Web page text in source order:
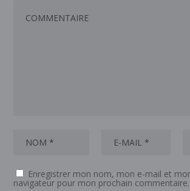
Enregistrer mon nom, mon e-mail et
navigateur pour mon prochain commentaire.